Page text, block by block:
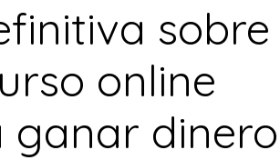
sobre
online
ganar dinero